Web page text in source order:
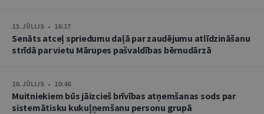
13. JŪLIJS • 16:17
Senāts atceļ spriedumu daļā par zaudējumu atlīdzināšanu
strīdā par vietu Mārupes pašvaldības bērnudārzā
10. JŪLIJS • 10:46
Muitniekiem būs jāizcieš brīvības atņemšanas sods par
sistemātisku kukuļņemšanu personu grupā